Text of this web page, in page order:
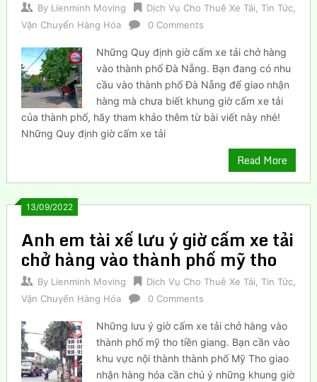
By Lienminh Moving Dịch Vụ Cho Thuê Xe Tải Tin Tức,
Vận Chuyển Hàng Hóa
0 Comments
Những Quy định giờ cấm xe tải chở hàng
vào thành phố Đà Nẵng. Bạn đang có nhu
cầu vào thành phố Đà Nẵng để giao nhận
hàng mà chưa biết khung giờ cấm xe tải
của thành phố, hãy tham khảo thêm từ bài viết này nhé!
Những Quy định giờ cấm xe tải
Read More
13/09/2022
Anh em tài xế lưu ý giờ cấm xe tải
chở hàng vào thành phố mỹ tho
By Lienminh Moving Dịch Vụ Cho Thuê Xe Tải Tin Tức,
Vận Chuyển Hàng Hóa
0 Comments
Những lưu ý giờ cấm xe tải chở hàng vào
thành phố mỹ tho tiền giang. Bạn cần vào
khu vực nội thành thành phố Mỹ Tho giao
nhận hàng hóa cần chú ý những khung giờ